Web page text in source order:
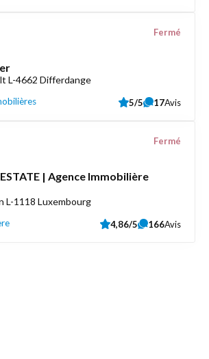
L-4662 Differdange
Fermé
5/5 17Avis
| Agence Immobilière
L-1118 Luxembourg
Fermé
4,86/5 166Avis